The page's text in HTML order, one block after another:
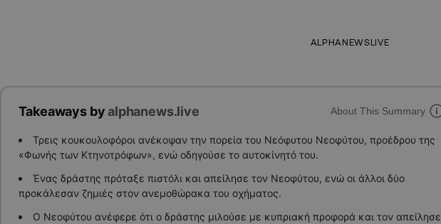
ALPHANEWSLIVE
Takeaways byalphanews.live About This Summary
Τρεις κουκουλοφόροι ανέκοψαν την πορεία του Νεόφυτου Νεοφύτου, προέδρου της
«Φωνής των Κτηνοτρόφων», ενώ οδηγούσε το αυτοκίνητό του.
Ένας δράστης πρόταξε πιστόλι και απείλησε τον Νεοφύτου, ενώ οι άλλοι δύο
προκάλεσαν ζημιές στον ανεμοθώρακα του οχήματος.
Ο Νεοφύτου ανέφερε ότι ο δράστης μιλούσε με κυπριακή προφορά και τον απείλησε